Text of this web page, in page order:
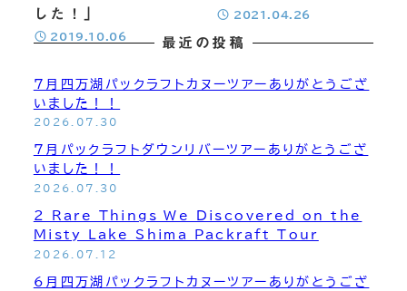
した！」
投稿日
2019.10.06
投稿日
2021.04.26
最近の投稿
7月四万湖パックラフトカヌーツアーありがとうござ
いました！！
2026.07.30
7月パックラフトダウンリバーツアーありがとうござ
いました！！
2026.07.30
2 Rare Things We Discovered on the
Misty Lake Shima Packraft Tour
2026.07.12
6月四万湖パックラフトカヌーツアーありがとうござ